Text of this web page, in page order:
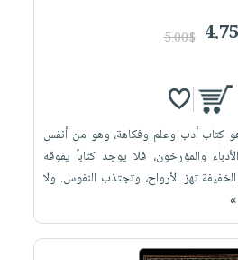
5.00$
هو كتاب أدب وعلم وفكاهة، وهو من أنفس
والمؤرخون، فلا يوجد كتاباً يفوقه
تهز الأرواح، وتجتذب النفوس. ولا